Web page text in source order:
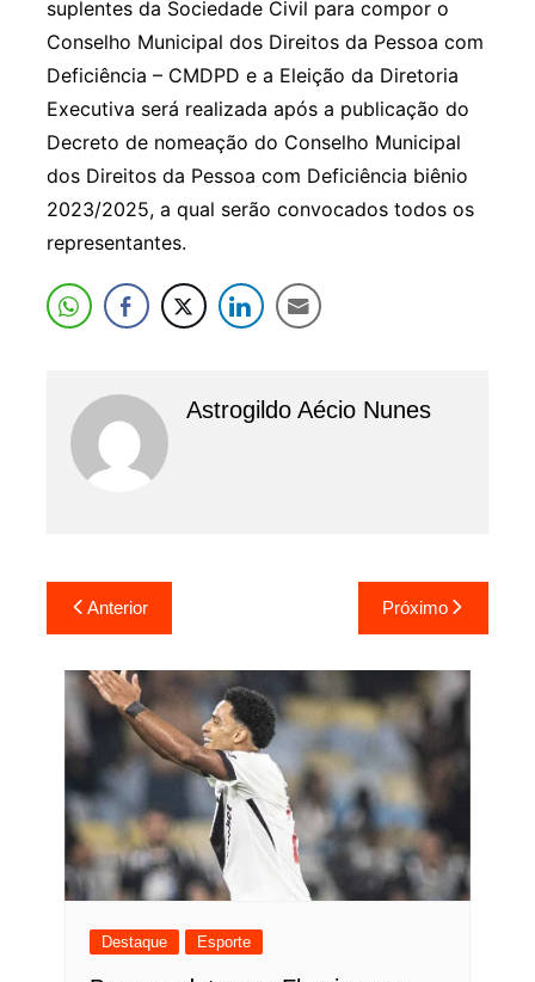
suplentes da Sociedade Civil para compor o
Conselho Municipal dos Direitos da Pessoa com
Deficiência – CMDPD e a Eleição da Diretoria
Executiva será realizada após a publicação do
Decreto de nomeação do Conselho Municipal
dos Direitos da Pessoa com Deficiência biênio
2023/2025, a qual serão convocados todos os
representantes.
Astrogildo Aécio Nunes
Navegação
de
Post
Anterior Próximo
Destaque Esporte